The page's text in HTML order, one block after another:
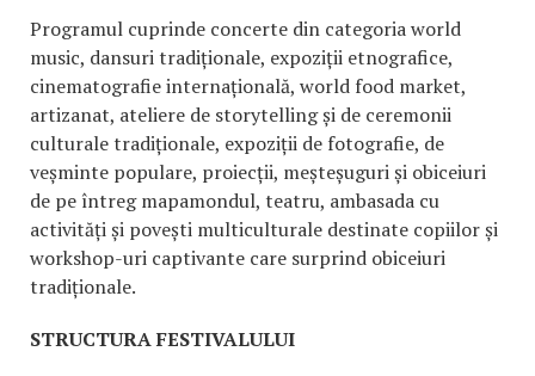
Programul cuprinde concerte din categoria world
music, dansuri tradiționale, expoziții etnografice,
cinematografie internațională, world food market,
artizanat, ateliere de storytelling și de ceremonii
culturale tradiționale, expoziții de fotografie, de
veșminte populare, proiecții, meșteșuguri și obiceiuri
de pe întreg mapamondul, teatru, ambasada cu
activități și povești multiculturale destinate copiilor și
workshop-uri captivante care surprind obiceiuri
tradiționale.
STRUCTURA FESTIVALULUI